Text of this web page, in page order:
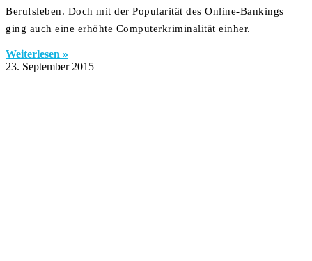
Berufsleben. Doch mit der Popularität des Online-Bankings
ging auch eine erhöhte Computerkriminalität einher.
Weiterlesen »
23. September 2015